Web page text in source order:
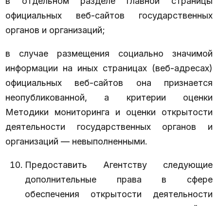
официальных веб-сайтов государственных
органов и организаций;
в случае размещения социально значимой
информации на иных страницах (веб-адресах)
официальных веб-сайтов она признается
неопубликованной, а критерии оценки
Методики мониторинга и оценки открытости
деятельности государственных органов и
организаций — невыполненными.
Предоставить Агентству следующие
дополнительные права в сфере
обеспечения открытости деятельности